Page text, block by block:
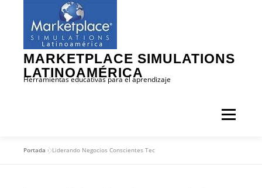
contenido
MARKETPLACE SIMULATIONS
LATINOAMÉRICA
Herramientas educativas para el aprendizaje
Menú
Portada »Liderando Negocios Conscientes Tec